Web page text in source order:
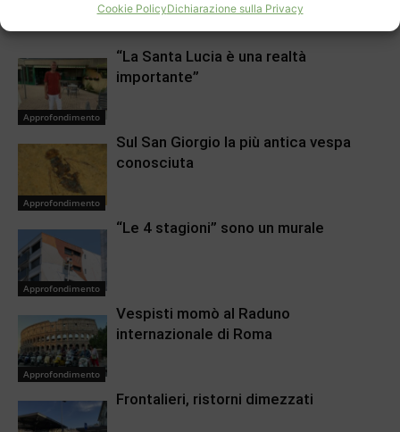
Cookie PolicyDichiarazione sulla Privacy
ARTICOLI CORRELATI DI PIÙ DELLO STESSO AUTORE
Approfondimento
“La Santa Lucia è una realtà
importante”
Approfondimento
Sul San Giorgio la più antica vespa
conosciuta
Approfondimento
“Le 4 stagioni” sono un murale
Approfondimento
Vespisti momò al Raduno
internazionale di Roma
Frontalieri, ristorni dimezzati